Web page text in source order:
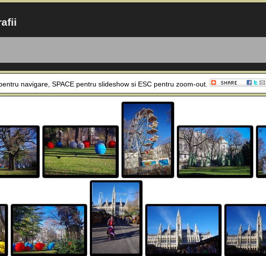
navigare, SPACE pentru slideshow si ESC pentru zoom-out.